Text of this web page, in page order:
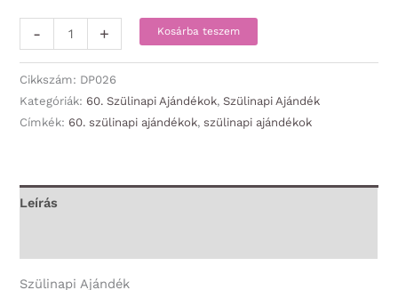
-
Díszpárna
-
Boldog
60.
Szülinapot!
Szülinapi
+ Kosárba teszem
Cikkszám: DP026
Kategóriák: 60. Szülinapi Ajándékok,Szülinapi Ajándék
Címkék: 60. szülinapi ajándékok,szülinapi ajándékok
Leírás
Szülinapi Ajándék